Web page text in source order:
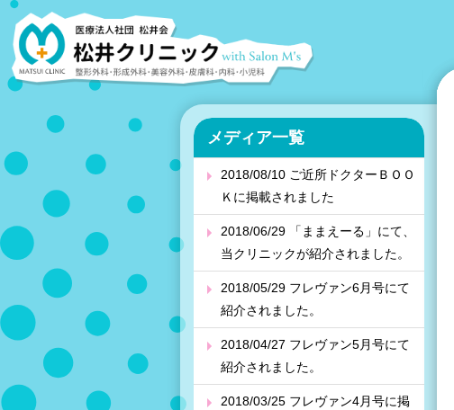
メディア一覧
2018/08/10 ご近所ドクターＢＯＯ
Ｋに掲載されました
2018/06/29 「ままえーる」にて、
当クリニックが紹介されました。
2018/05/29 フレヴァン6月号にて
紹介されました。
2018/04/27 フレヴァン5月号にて
紹介されました。
2018/03/25 フレヴァン4月号に掲